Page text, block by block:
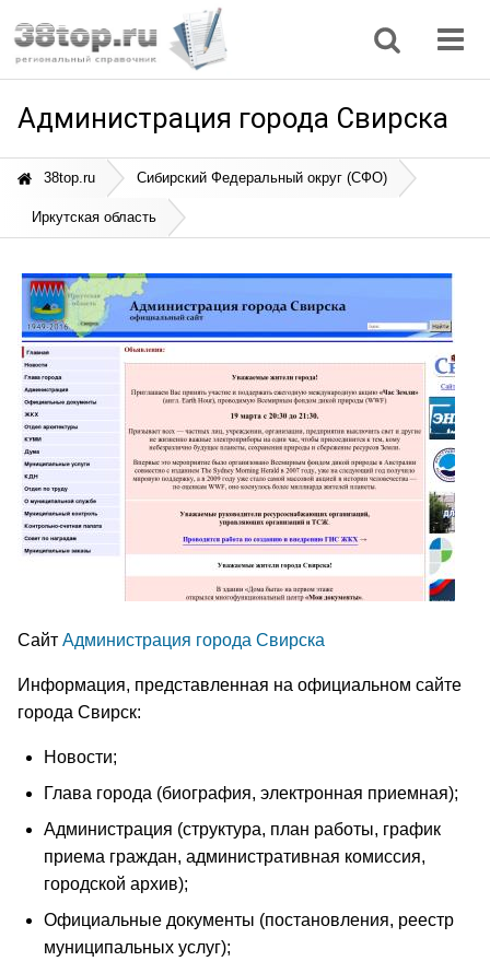
Администрация города Свирска
38top.ru Сибирский Федеральный округ (СФО)
Иркутская область
Сайт Администрация города Свирска
Информация, представленная на официальном сайте
города Свирск:
Новости;
Глава города (биография, электронная приемная);
Администрация (структура, план работы, график
приема граждан, административная комиссия,
городской архив);
Официальные документы (постановления, реестр
муниципальных услуг);